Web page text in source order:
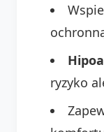
ryzyko